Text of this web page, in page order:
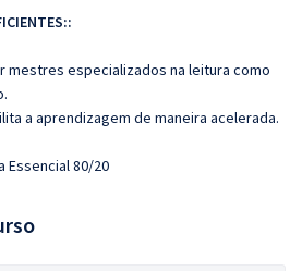
:
mestres especializados na leitura como
a aprendizagem de maneira acelerada.
Essencial 80/20